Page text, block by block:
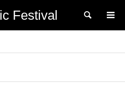
Festival Search